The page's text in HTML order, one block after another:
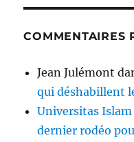
COMMENTAIRES
Jean Julémont
qui déshabillent
Universitas
dernier rodéo